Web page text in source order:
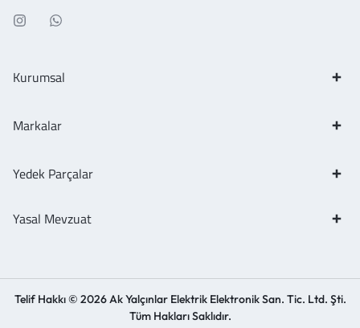
Kurumsal
Markalar
Yedek Parçalar
Yasal Mevzuat
Telif Hakkı © 2026 Ak Yalçınlar Elektrik Elektronik San. Tic. Ltd. Şti.
Tüm Hakları Saklıdır.